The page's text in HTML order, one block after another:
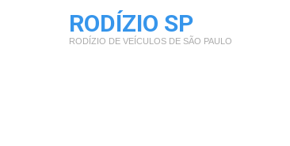
RODÍZIO SP
RODÍZIO DE VEÍCULOS DE SÃO PAULO